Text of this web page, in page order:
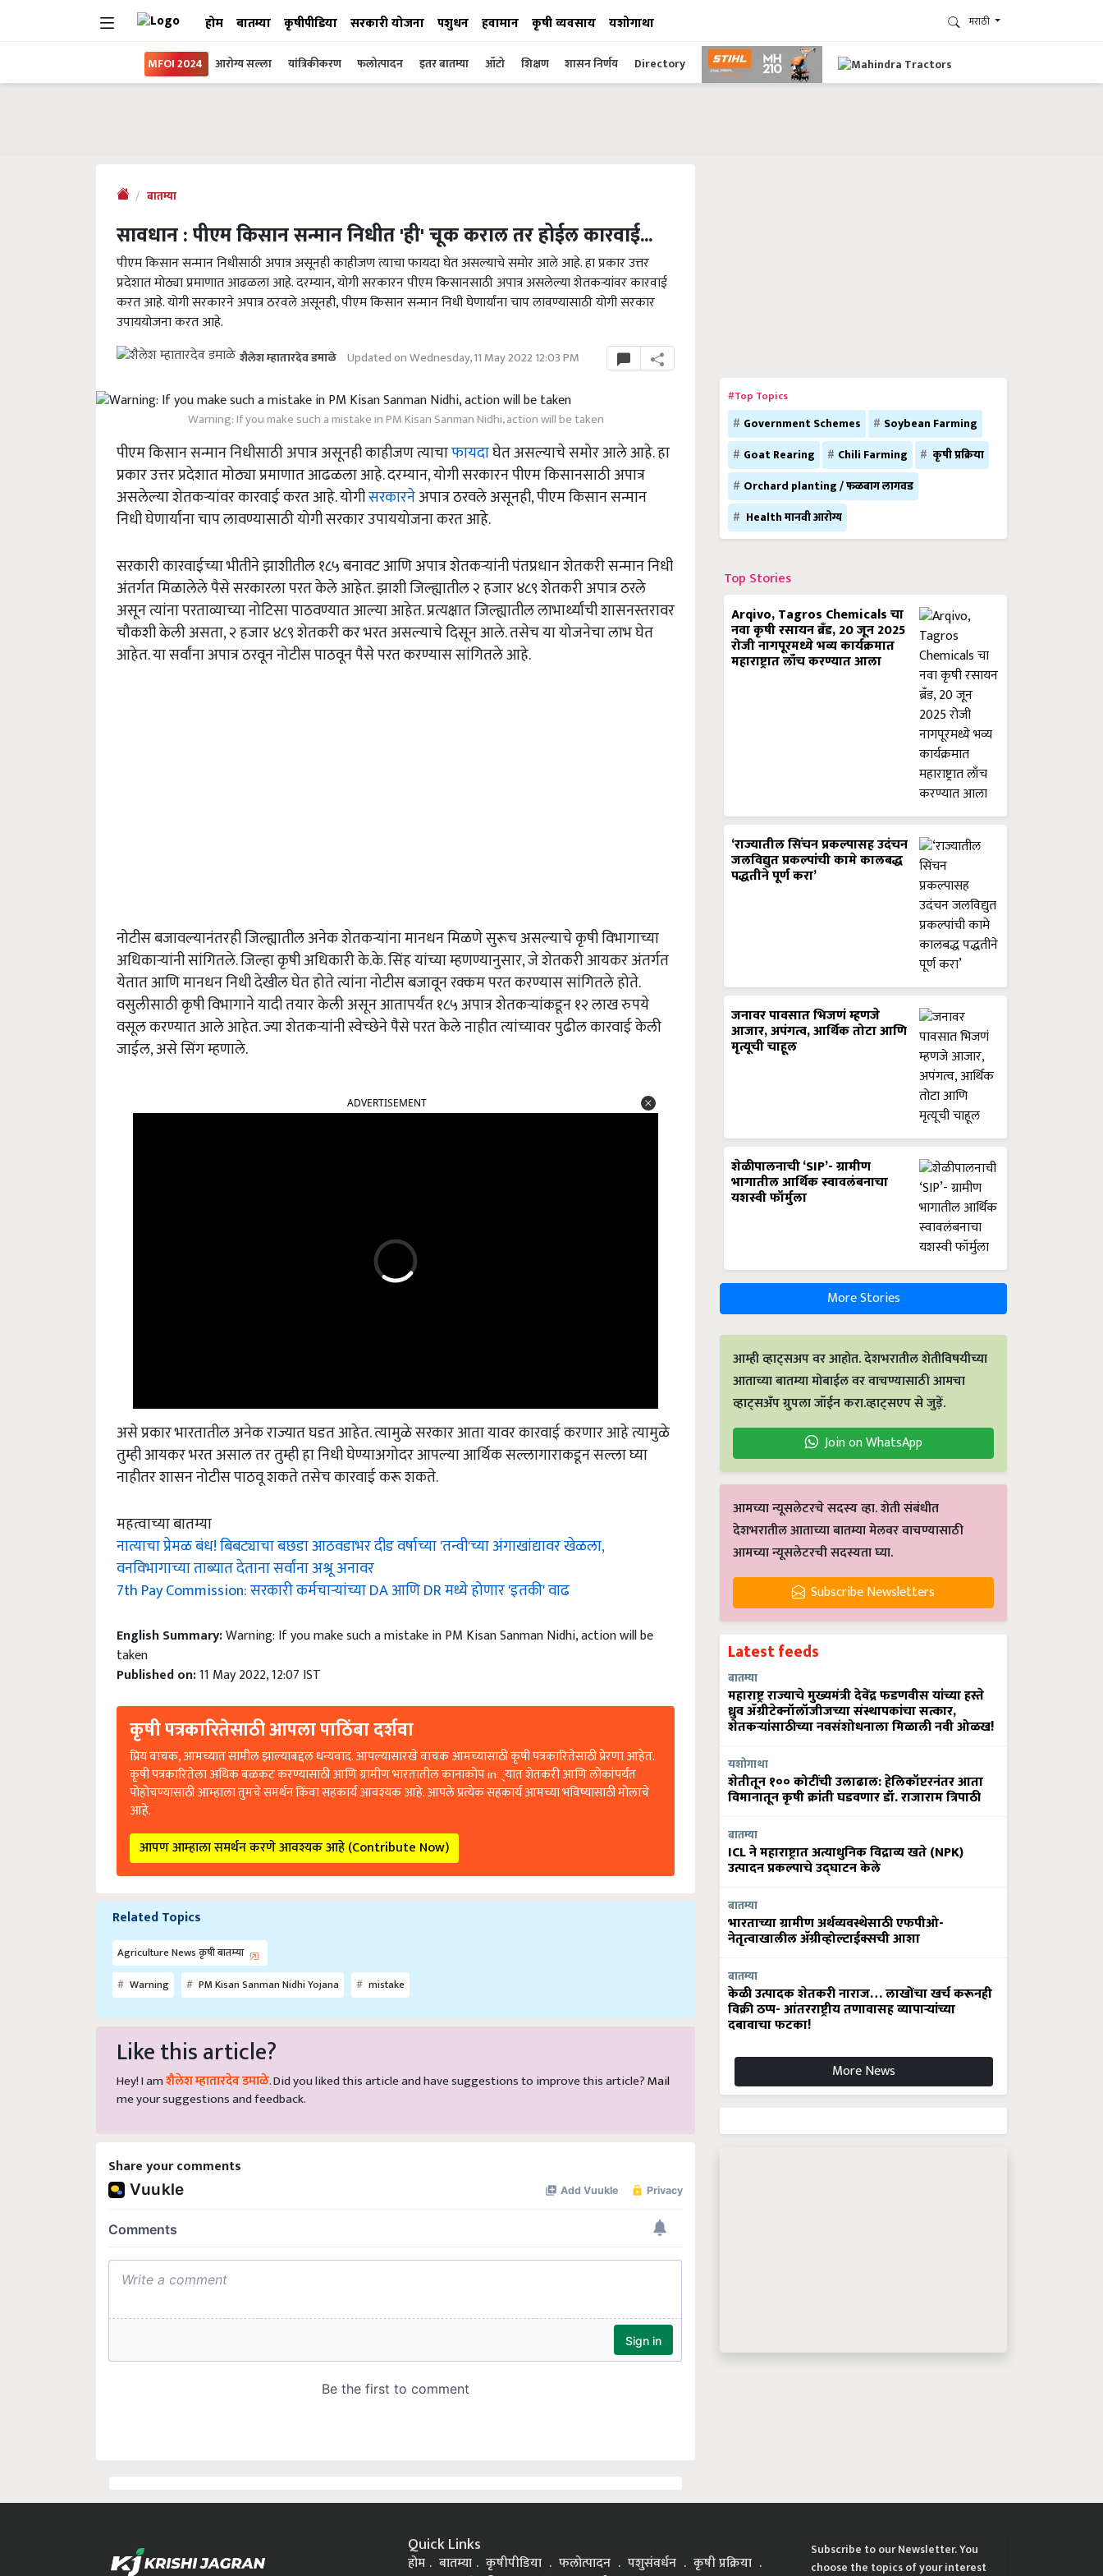
होम बातम्या कृषीपीडिया सरकारी योजना पशुधन हवामान कृषी व्यवसाय यशोगाथा मराठी
MFOI 2024 आरोग्य सल्ला यांत्रिकीकरण फलोत्पादन इतर बातम्या ऑटो शिक्षण शासन निर्णय Directory
बातम्या
सावधान : पीएम किसान सन्मान निधीत 'ही' चूक कराल तर होईल कारवाई...
पीएम किसान सन्मान निधीसाठी अपात्र असूनही काहीजण त्याचा फायदा घेत असल्याचे समोर आले आहे. हा प्रकार उत्तर
प्रदेशात मोठ्या प्रमाणात आढळला आहे. दरम्यान, योगी सरकारन पीएम किसानसाठी अपात्र असलेल्या शेतकऱ्यांवर कारवाई
करत आहे. योगी सरकारने अपात्र ठरवले असूनही, पीएम किसान सन्मान निधी घेणार्यांना चाप लावण्यासाठी योगी सरकार
उपाययोजना करत आहे.
शैलेश म्हातारदेव डमाळे Updated on Wednesday, 11 May 2022 12:03 PM
Warning: If you make such a mistake in PM Kisan Sanman Nidhi, action will be taken
पीएम किसान सन्मान निधीसाठी अपात्र असूनही काहीजण त्याचाफायदाघेत असल्याचे समोर आले आहे. हा
प्रकार उत्तर प्रदेशात मोठ्या प्रमाणात आढळला आहे. दरम्यान,योगी सरकारन पीएम किसानसाठी अपात्र
असलेल्या शेतकऱ्यांवर कारवाई करत आहे. योगीसरकारनेअपात्र ठरवले असूनही,पीएम किसान सन्मान
निधी घेणार्यांना चाप लावण्यासाठी योगी सरकार उपाययोजना करत आहे.
सरकारी कारवाईच्या भीतीने झाशीतील १८५ बनावट आणि अपात्र शेतकऱ्यांनी पंतप्रधान शेतकरी सन्मान निधी
अंतर्गत मिळालेले पैसे सरकारला परत केले आहेत. झाशी जिल्ह्यातील २ हजार ४८९ शेतकरी अपात्र ठरले
असून त्यांना परताव्याच्या नोटिसा पाठवण्यात आल्या आहेत. प्रत्यक्षात जिल्ह्यातील लाभार्थ्यांची शासनस्तरावर
चौकशी केली असता,२ हजार ४८९ शेतकरी कर भरत असल्याचे दिसून आले. तसेच या योजनेचा लाभ घेत
आहेत. या सर्वांना अपात्र ठरवून नोटीस पाठवून पैसे परत करण्यास सांगितले आहे.
नोटीस बजावल्यानंतरही जिल्ह्यातील अनेक शेतकऱ्यांना मानधन मिळणे सुरूच असल्याचे कृषी विभागाच्या
अधिकाऱ्यांनी सांगितले. जिल्हा कृषी अधिकारी के.के. सिंह यांच्या म्हणण्यानुसार,जे शेतकरी आयकर अंतर्गत
येतात आणि मानधन निधी देखील घेत होते त्यांना नोटीस बजावून रक्कम परत करण्यास सांगितले होते.
वसुलीसाठी कृषी विभागाने यादी तयार केली असून आतापर्यंत १८५ अपात्र शेतकऱ्यांकडून १२ लाख रुपये
वसूल करण्यात आले आहेत. ज्या शेतकऱ्यांनी स्वेच्छेने पैसे परत केले नाहीत त्यांच्यावर पुढील कारवाई केली
जाईल,असे सिंग म्हणाले.
असे प्रकार भारतातील अनेक राज्यात घडत आहेत. त्यामुळे सरकार आता यावर कारवाई करणार आहे त्यामुळे
तुम्ही आयकर भरत असाल तर तुम्ही हा निधी घेण्याअगोदर आपल्या आर्थिक सल्लागाराकडून सल्ला घ्या
नाहीतर शासन नोटीस पाठवू शकते तसेच कारवाई करू शकते.
महत्वाच्या बातम्या
नात्याचा प्रेमळ बंध! बिबट्याचा बछडा आठवडाभर दीड वर्षाच्या 'तन्वी'च्या अंगाखांद्यावर खेळला,
वनविभागाच्या ताब्यात देताना सर्वांना अश्रू अनावर
7th Pay Commission: सरकारी कर्मचाऱ्यांच्या DA आणि DR मध्ये होणार 'इतकी' वाढ
English Summary:Warning: If you make such a mistake in PM Kisan Sanman Nidhi, action will be
taken
Published on:11 May 2022, 12:07 IST
कृषी पत्रकारितेसाठी आपला पाठिंबा दर्शवा
प्रिय वाचक, आमच्यात सामील झाल्याबद्दल धन्यवाद. आपल्यासारखे वाचक आमच्यासाठी कृषी पत्रकारितेसाठी प्रेरणा आहेत.
कृषी पत्रकारितेला अधिक बळकट करण्यासाठी आणि ग्रामीण भारतातील कानाकोप in्यात शेतकरी आणि लोकांपर्यंत
पोहोचण्यासाठी आम्हाला तुमचे समर्थन किंवा सहकार्य आवश्यक आहे. आपले प्रत्येक सहकार्य आमच्या भविष्यासाठी मोलाचे
आहे.
आपण आम्हाला समर्थन करणे आवश्यक आहे (Contribute Now)
Related Topics
Agriculture News कृषी बातम्या
Warning
PM Kisan Sanman Nidhi Yojana mistake
Like this article?
Hey! I am शैलेश म्हातारदेव डमाळे . Did you liked this article and have suggestions to improve this article? Mail
me your suggestions and feedback.
Share your comments
#Top Topics
Government Schemes
Soybean Farming
Goat Rearing
Chili Farming
कृषी प्रक्रिया
Orchard planting / फळबाग लागवड
Health मानवी आरोग्य
Top Stories
Arqivo, Tagros Chemicals चा
नवा कृषी रसायन ब्रँड, 20 जून 2025
रोजी नागपूरमध्ये भव्य कार्यक्रमात
महाराष्ट्रात लाँच करण्यात आला
‘राज्यातील सिंचन प्रकल्पासह उदंचन
जलविद्युत प्रकल्पांची कामे कालबद्ध
पद्धतीने पूर्ण करा’
जनावर पावसात भिजणं म्हणजे
आजार, अपंगत्व, आर्थिक तोटा आणि
मृत्यूची चाहूल
शेळीपालनाची ‘SIP’- ग्रामीण
भागातील आर्थिक स्वावलंबनाचा
यशस्वी फॉर्मुला
More Stories
आम्ही व्हाट्सअप वर आहोत. देशभरातील शेतीविषयीच्या
आताच्या बातम्या मोबाईल वर वाचण्यासाठी आमचा
व्हाट्सअँप ग्रुपला जॉईन करा.व्हाट्सएप से जुड़ें.
Join on WhatsApp
आमच्या न्यूसलेटरचे सदस्य व्हा. शेती संबंधीत
देशभरातील आताच्या बातम्या मेलवर वाचण्यासाठी
आमच्या न्यूसलेटरची सदस्यता घ्या.
Subscribe Newsletters
Latest feeds
बातम्या
महाराष्ट्र राज्याचे मुख्यमंत्री देवेंद्र फडणवीस यांच्या हस्ते
ध्रुव ॲग्रीटेक्नॉलॉजीजच्या संस्थापकांचा सत्कार,
शेतकऱ्यांसाठीच्या नवसंशोधनाला मिळाली नवी ओळख!
यशोगाथा
शेतीतून १०० कोटींची उलाढाल: हेलिकॉप्टरनंतर आता
विमानातून कृषी क्रांती घडवणार डॉ. राजाराम त्रिपाठी
बातम्या
ICL ने महाराष्ट्रात अत्याधुनिक विद्राव्य खते (NPK)
उत्पादन प्रकल्पाचे उद्घाटन केले
बातम्या
भारताच्या ग्रामीण अर्थव्यवस्थेसाठी एफपीओ-
नेतृत्वाखालील अ‍ॅग्रीव्होल्टाईक्सची आशा
बातम्या
केळी उत्पादक शेतकरी नाराज… लाखोंचा खर्च करूनही
विक्री ठप्प- आंतरराष्ट्रीय तणावासह व्यापाऱ्यांच्या
दबावाचा फटका!
More News
Quick Links
होम बातम्या कृषीपीडिया फलोत्पादन पशुसंवर्धन
कृषी प्रक्रिया
Subscribe to our Newsletter. You
choose the topics of your interest